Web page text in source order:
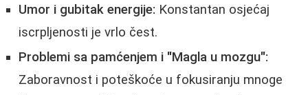
Umor i gubitak energije: Konstantan osjećaj
iscrpljenosti je vrlo čest.
Problemi sa pamćenjem i "Magla u mozgu":
Zaboravnost i poteškoće u fokusiranju mnoge